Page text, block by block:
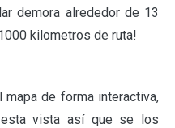
demora alrededor de 13
kilometros de ruta!
de forma interactiva,
vista así que se los